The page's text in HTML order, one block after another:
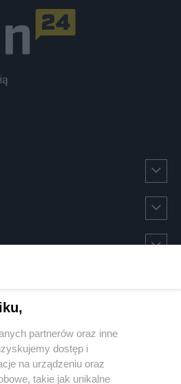
partnerów oraz inne
dostęp i
na urządzeniu oraz
takie jak unikalne